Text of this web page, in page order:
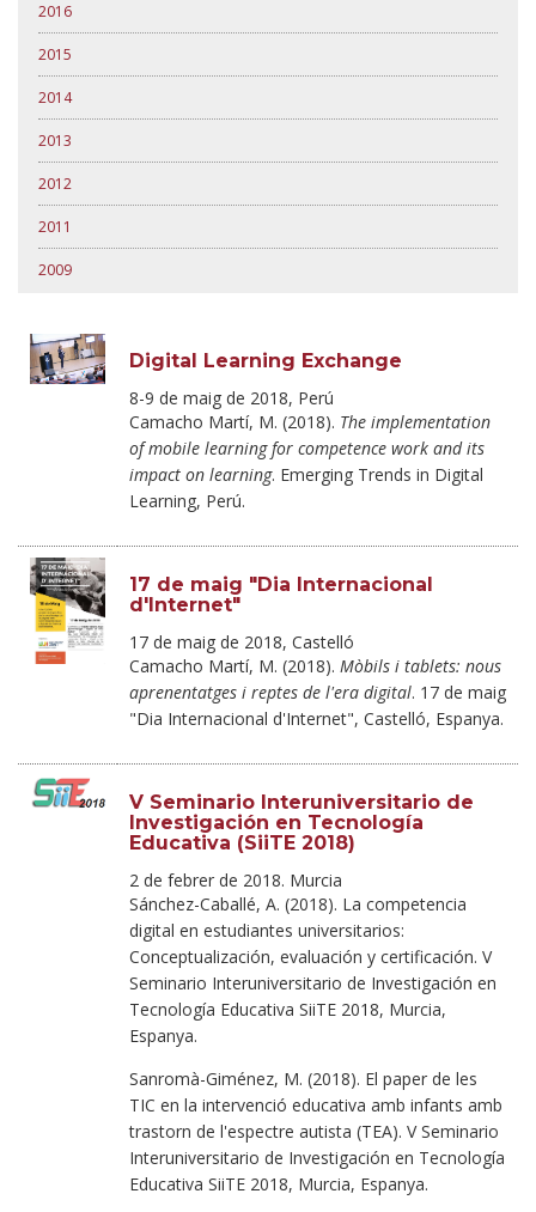
2016
2015
2014
2013
2012
2011
2009
Digital Learning Exchange
8-9 de maig de 2018, Perú
Camacho Martí, M. (2018). The implementation
of mobile learning for competence work and its
impact on learning. Emerging Trends in Digital
Learning, Perú.
17 de maig "Dia Internacional
d'Internet"
17 de maig de 2018, Castelló
Camacho Martí, M. (2018). Mòbils i tablets: nous
aprenentatges i reptes de l'era digital. 17 de maig
"Dia Internacional d'Internet", Castelló, Espanya.
V Seminario Interuniversitario de
Investigación en Tecnología
Educativa (SiiTE 2018)
2 de febrer de 2018. Murcia
Sánchez-Caballé, A. (2018). La competencia
digital en estudiantes universitarios:
Conceptualización, evaluación y certificación. V
Seminario Interuniversitario de Investigación en
Tecnología Educativa SiiTE 2018, Murcia,
Espanya.
Sanromà-Giménez, M. (2018). El paper de les
TIC en la intervenció educativa amb infants amb
trastorn de l'espectre autista (TEA). V Seminario
Interuniversitario de Investigación en Tecnología
Educativa SiiTE 2018, Murcia, Espanya.